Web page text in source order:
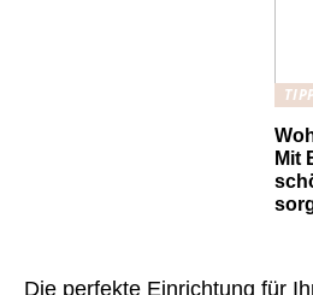
Mit
Die perfekte Einrichtung für